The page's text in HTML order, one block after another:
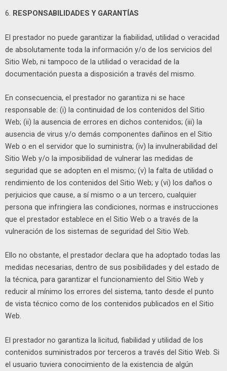
6. RESPONSABILIDADES Y GARANTÍAS
El prestador no puede garantizar la fiabilidad, utilidad o veracidad
de absolutamente toda la información y/o de los servicios del
Sitio Web, ni tampoco de la utilidad o veracidad de la
documentación puesta a disposición a través del mismo.
En consecuencia, el prestador no garantiza ni se hace
responsable de: (i) la continuidad de los contenidos del Sitio
Web; (ii) la ausencia de errores en dichos contenidos; (iii) la
ausencia de virus y/o demás componentes dañinos en el Sitio
Web o en el servidor que lo suministra; (iv) la invulnerabilidad del
Sitio Web y/o la imposibilidad de vulnerar las medidas de
seguridad que se adopten en el mismo; (v) la falta de utilidad o
rendimiento de los contenidos del Sitio Web; y (vi) los daños o
perjuicios que cause, a sí mismo o a un tercero, cualquier
persona que infringiera las condiciones, normas e instrucciones
que el prestador establece en el Sitio Web o a través de la
vulneración de los sistemas de seguridad del Sitio Web.
Ello no obstante, el prestador declara que ha adoptado todas las
medidas necesarias, dentro de sus posibilidades y del estado de
la técnica, para garantizar el funcionamiento del Sitio Web y
reducir al mínimo los errores del sistema, tanto desde el punto
de vista técnico como de los contenidos publicados en el Sitio
Web.
El prestador no garantiza la licitud, fiabilidad y utilidad de los
contenidos suministrados por terceros a través del Sitio Web. Si
el usuario tuviera conocimiento de la existencia de algún